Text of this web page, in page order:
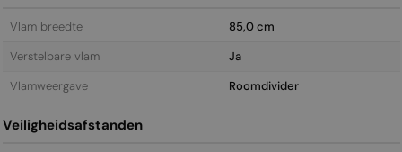
Vlam breedte
85,0 cm
Verstelbare vlam
Ja
Vlamweergave
Roomdivider
Veiligheidsafstanden